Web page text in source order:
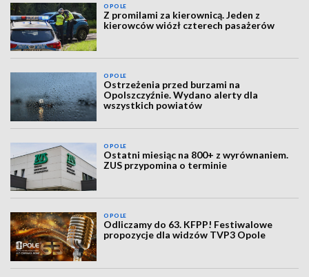
OPOLE
Z promilami za kierownicą. Jeden z
kierowców wiózł czterech pasażerów
OPOLE
Ostrzeżenia przed burzami na
Opolszczyźnie. Wydano alerty dla
wszystkich powiatów
OPOLE
Ostatni miesiąc na 800+ z wyrównaniem.
ZUS przypomina o terminie
OPOLE
Odliczamy do 63. KFPP! Festiwalowe
propozycje dla widzów TVP3 Opole